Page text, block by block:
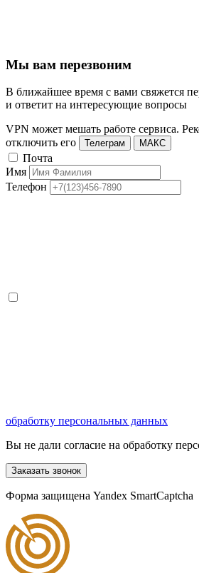
Мы вам перезвоним
В ближайшее время с вами свяжется
и ответит на интересующие вопросы
VPN может мешать работе сервиса.
отключить его
Телеграм МАКС
Почта
Имя
Телефон
обработку персональных данных
Вы не дали согласие на обработку
Заказать звонок
Форма защищена Yandex SmartCaptcha